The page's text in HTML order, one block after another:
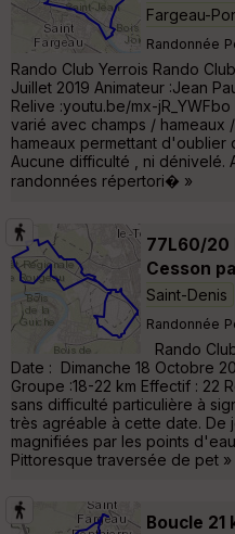
Fargeau-
Randonnée
Rando Club Yerrois Rando
Juillet 2019 Animateur :Jean
Relive :youtu.be/mx-
varié avec champs / hameaux
hameaux permettant d'oublier
Aucune difficulté , ni dénivelé.
randonnées répertori� »
77L60/20
Cesson
Saint-Denis
Randonnée
Rando
Date : Dimanche 18 Octobre
Groupe :18-22 km Effectif : 22
sans difficulté particulière à
très agréable à cette date. De
magnifiées par les points
Pittoresque traversée de pet »
Boucle 21